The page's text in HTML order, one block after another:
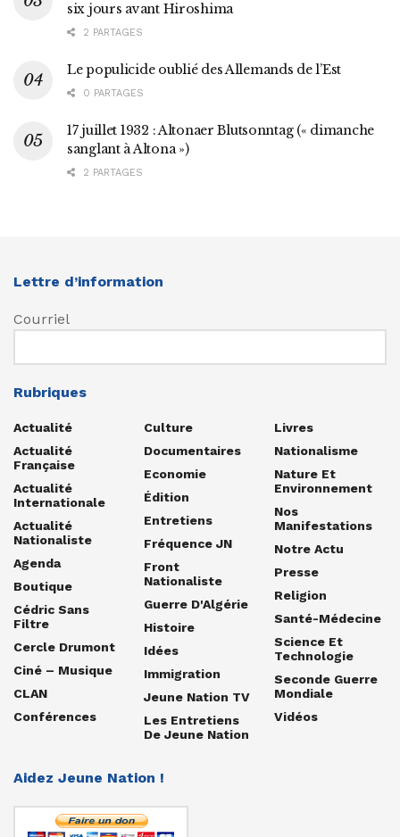
six jours avant Hiroshima
2 PARTAGES
Le populicide oublié des Allemands de l’Est
0 PARTAGES
17 juillet 1932 : Altonaer Blutsonntag (« dimanche
sanglant à Altona »)
2 PARTAGES
Lettre d’information
Courriel
Rubriques
Actualité
Actualité
Française
Actualité
Internationale
Actualité
Nationaliste
Agenda
Boutique
Cédric Sans
Filtre
Cercle Drumont
Ciné – Musique
CLAN
Conférences
Culture
Documentaires
Economie
Édition
Entretiens
Fréquence JN
Front
Nationaliste
Guerre D'Algérie
Histoire
Idées
Immigration
Jeune Nation TV
Les Entretiens
De Jeune Nation
Livres
Nationalisme
Nature Et
Environnement
Nos
Manifestations
Notre Actu
Presse
Religion
Santé-Médecine
Science Et
Technologie
Seconde Guerre
Mondiale
Vidéos
Aidez Jeune Nation !